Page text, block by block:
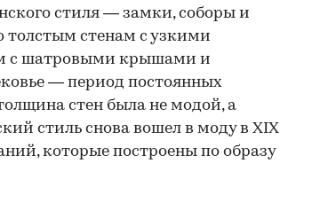
стиля — замки, соборы и
стенам с узкими
с шатровыми крышами и
— период постоянных
стен была не модой, а
стиль снова вошел в моду в XIX
которые построены по образу